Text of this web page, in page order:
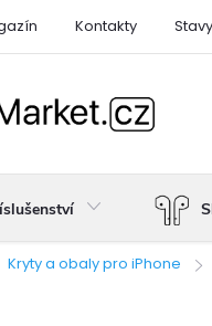
Kontakty
Kryty a obaly pro iPhone